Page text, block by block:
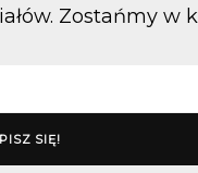
Zostańmy w